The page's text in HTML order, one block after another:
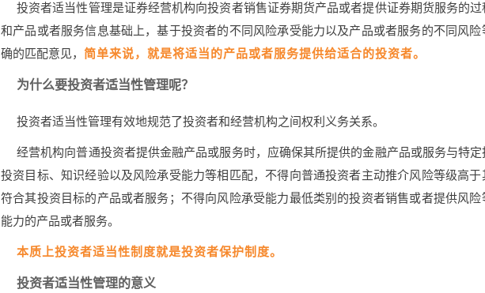
投资者适当性管理是证券经营机构向投资者销售证券期货产品或者提供证券期货服务的
和产品或者服务信息基础上，基于投资者的不同风险承受能力以及产品或者服务的不同风险
确的匹配意见， 简单来说，就是将适当的产品或者服务提供给适合的投资者。
为什么要投资者适当性管理呢？
投资者适当性管理有效地规范了投资者和经营机构之间权利义务关系。
经营机构向普通投资者提供金融产品或服务时，应确保其所提供的金融产品或服务与特定
投资目标、知识经验以及风险承受能力等相匹配，不得向普通投资者主动推介风险等级高
符合其投资目标的产品或者服务；不得向风险承受能力最低类别的投资者销售或者提供风
能力的产品或者服务。
本质上投资者适当性制度就是投资者保护制度。
投资者适当性管理的意义